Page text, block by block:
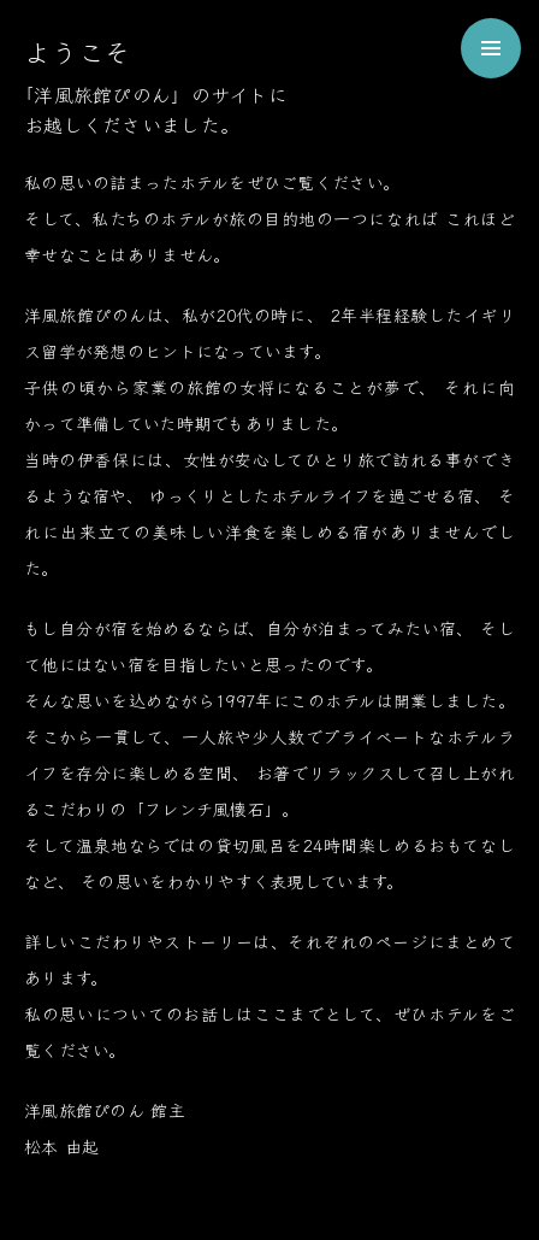
Pinon
ようこそ
「洋風旅館ぴのん」のサイトに
お越しくださいました。
私の思いの詰まったホテルをぜひご覧ください。
そして、私たちのホテルが旅の目的地の一つになれば これほど
幸せなことはありません。
洋風旅館ぴのんは、私が20代の時に、
2年半程経験したイギリ
ス留学が発想のヒントになっています。
子供の頃から家業の旅館の女将になることが夢で、
それに向
かって準備していた時期でもありました。
当時の伊香保には、女性が安心してひとり旅で訪れる事ができ
るような宿や、
ゆっくりとしたホテルライフを過ごせる宿、
そ
れに出来立ての美味しい洋食を楽しめる宿がありませんでし
た。
もし自分が宿を始めるならば、自分が泊まってみたい宿、
そし
て他にはない宿を目指したいと思ったのです。
そんな思いを込めながら1997年にこのホテルは開業しました。
そこから一貫して、一人旅や少人数でプライベートなホテルラ
イフを存分に楽しめる空間、
お箸でリラックスして召し上がれ
るこだわりの「フレンチ風懐石」。
そして温泉地ならではの貸切風呂を24時間楽しめるおもてなし
など、
その思いをわかりやすく表現しています。
詳しいこだわりやストーリーは、それぞれのページにまとめて
あります。
私の思いについてのお話しはここまでとして、ぜひホテルをご
覧ください。
洋風旅館ぴのん 館主
松本 由起